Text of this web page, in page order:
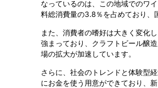
なっているのは、この地域でのワ
料総消費量の3.8％を占めており、
また、消費者の嗜好は大きく変化
強まっており、クラフトビール醸
場の拡大が加速しています。
さらに、社会のトレンドと体験型
にお金を使う用意ができており、